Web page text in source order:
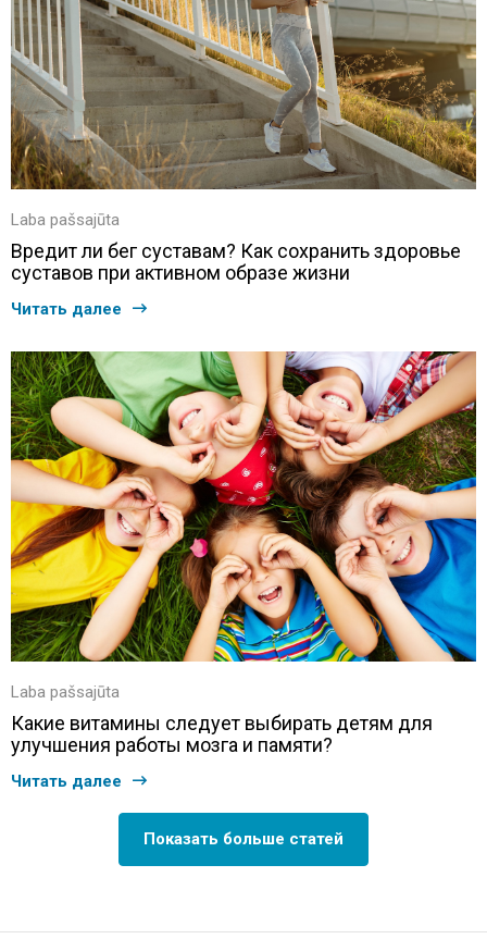
Laba pašsajūta
Вредит ли бег суставам? Как сохранить здоровье
суставов при активном образе жизни
Читать далее
Laba pašsajūta
Какие витамины следует выбирать детям для
улучшения работы мозга и памяти?
Читать далее
Показать больше статей